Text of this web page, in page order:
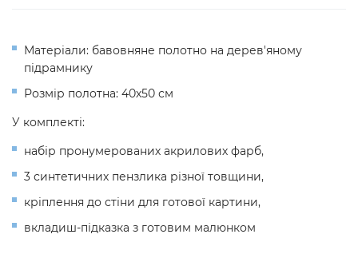
Матеріали: бавовняне полотно на дерев'яному
підрамнику
Розмір полотна: 40х50 см
У комплекті:
набір пронумерованих акрилових фарб,
3 синтетичних пензлика різної товщини,
кріплення до стіни для готової картини,
вкладиш-підказка з готовим малюнком